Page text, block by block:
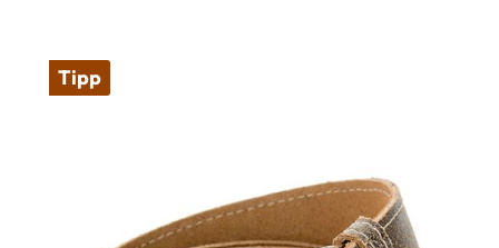
Tipp